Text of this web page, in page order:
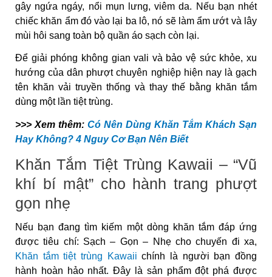
gây ngứa ngáy, nổi mụn lưng, viêm da. Nếu bạn nhét
chiếc khăn ẩm đó vào lại ba lô, nó sẽ làm ẩm ướt và lây
mùi hôi sang toàn bộ quần áo sạch còn lại.
Để giải phóng không gian vali và bảo vệ sức khỏe, xu
hướng của dân phượt chuyên nghiệp hiện nay là gạch
tên khăn vải truyền thống và thay thế bằng khăn tắm
dùng một lần tiệt trùng.
>>> Xem thêm: Có Nên Dùng Khăn Tắm Khách Sạn
Hay Không? 4 Nguy Cơ Bạn Nên Biết
Khăn Tắm Tiệt Trùng Kawaii – “Vũ
khí bí mật” cho hành trang phượt
gọn nhẹ
Nếu bạn đang tìm kiếm một dòng khăn tắm đáp ứng
được tiêu chí: Sạch – Gọn – Nhẹ cho chuyến đi xa,
Khăn tắm tiệt trùng Kawaii chính là người bạn đồng
hành hoàn hảo nhất. Đây là sản phẩm đột phá được